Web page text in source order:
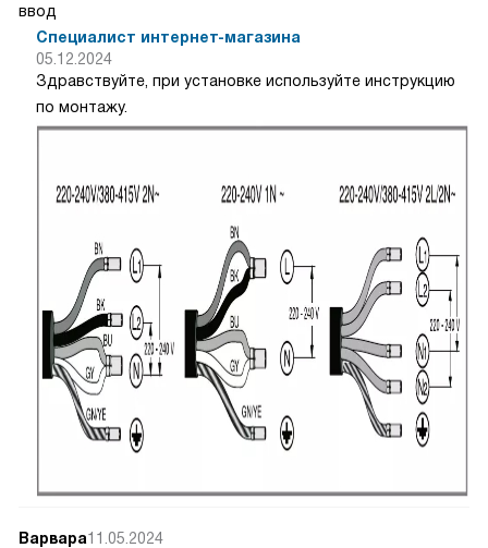
ввод
Специалист интернет-магазина
05.12.2024
Здравствуйте, при установке используйте инструкцию
по монтажу.
Варвара11.05.2024